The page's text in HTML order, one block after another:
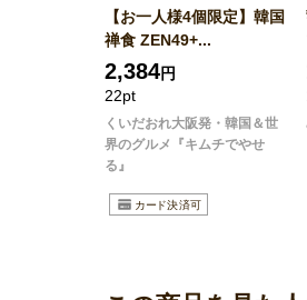
【お一人様4個限定】韓国
禅食 ZEN49+...
2,384円
22pt
くいだおれ大阪発・韓国＆世
界のグルメ『キムチでやせ
る』